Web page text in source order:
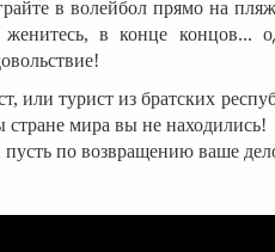
в волейбол прямо на
женитесь, в конце концов...
или турист из братских
стране мира вы не находились!
по возвращению ваше